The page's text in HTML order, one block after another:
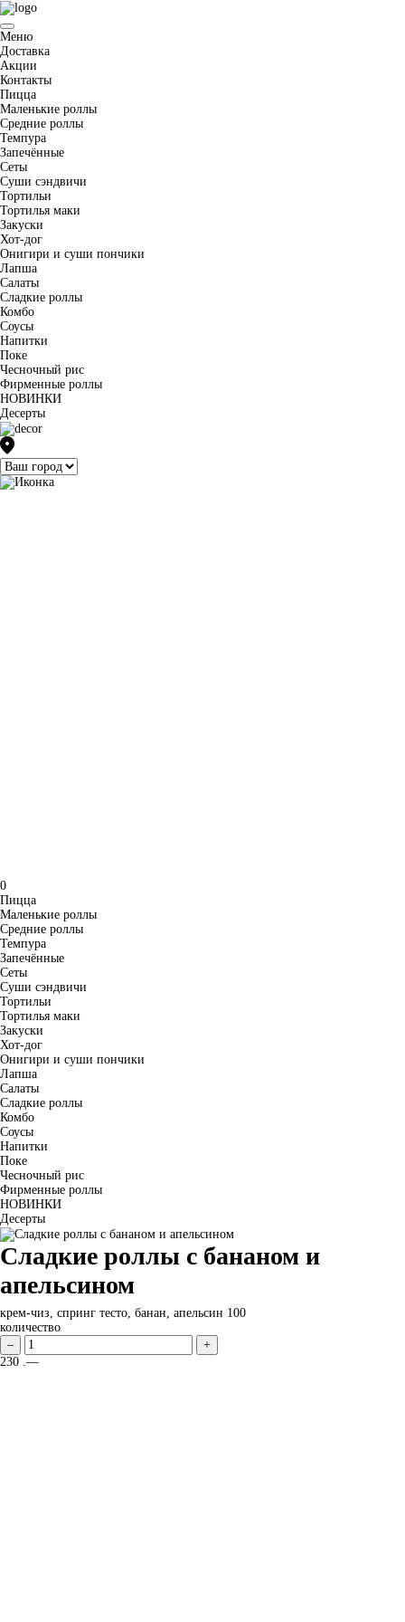
Меню
Доставка
Акции
Контакты
Пицца
Маленькие роллы
Средние роллы
Темпура
Запечённые
Сеты
Суши сэндвичи
Тортильи
Тортилья маки
Закуски
Хот-дог
Онигири и суши пончики
Лапша
Салаты
Сладкие роллы
Комбо
Соусы
Напитки
Поке
Чесночный рис
Фирменные роллы
НОВИНКИ
Десерты
0
Пицца
Маленькие роллы
Средние роллы
Темпура
Запечённые
Сеты
Суши сэндвичи
Тортильи
Тортилья маки
Закуски
Хот-дог
Онигири и суши пончики
Лапша
Салаты
Сладкие роллы
Комбо
Соусы
Напитки
Поке
Чесночный рис
Фирменные роллы
НОВИНКИ
Десерты
Сладкие роллы с бананом и
апельсином
крем-чиз, спринг тесто, банан, апельсин 100
количество
–
+
230 .—